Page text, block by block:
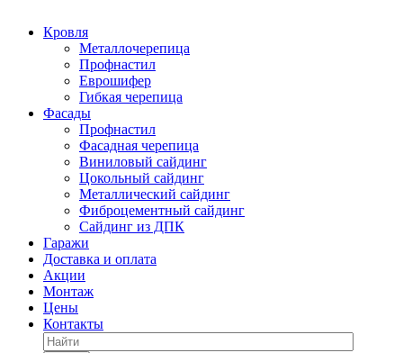
Кровля
Металлочерепица
Профнастил
Еврошифер
Гибкая черепица
Фасады
Профнастил
Фасадная черепица
Виниловый сайдинг
Цокольный сайдинг
Металлический сайдинг
Фиброцементный сайдинг
Сайдинг из ДПК
Гаражи
Доставка и оплата
Акции
Монтаж
Цены
Контакты